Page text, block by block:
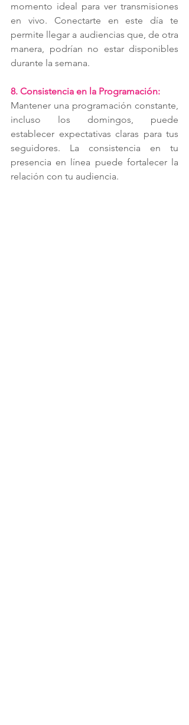
momento ideal para ver transmisiones
en vivo. Conectarte en este día te
permite llegar a audiencias que, de otra
manera, podrían no estar disponibles
durante la semana.
8. Consistencia en la Programación:
Mantener una programación constante,
incluso los domingos, puede
establecer expectativas claras para tus
seguidores. La consistencia en tu
presencia en línea puede fortalecer la
relación con tu audiencia.